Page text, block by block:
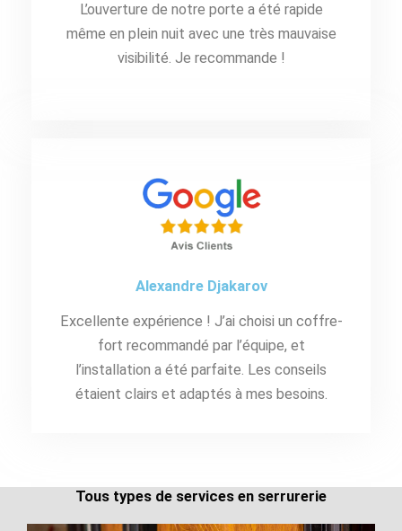
L’ouverture de notre porte a été rapide
même en plein nuit avec une très mauvaise
visibilité. Je recommande !
Alexandre Djakarov
Excellente expérience ! J’ai choisi un coffre-
fort recommandé par l’équipe, et
l’installation a été parfaite. Les conseils
étaient clairs et adaptés à mes besoins.
Tous types de services en serrurerie